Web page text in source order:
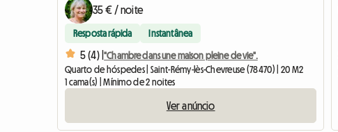
35 € / noite
Resposta rápida Instantânea
5 (4) |"Chambre dans une maison pleine de vie".
Quarto de hóspedes | Saint-Rémy-lès-Chevreuse (78470) | 20 M2
1 cama(s) | Mínimo de 2 noites
Ver anúncio